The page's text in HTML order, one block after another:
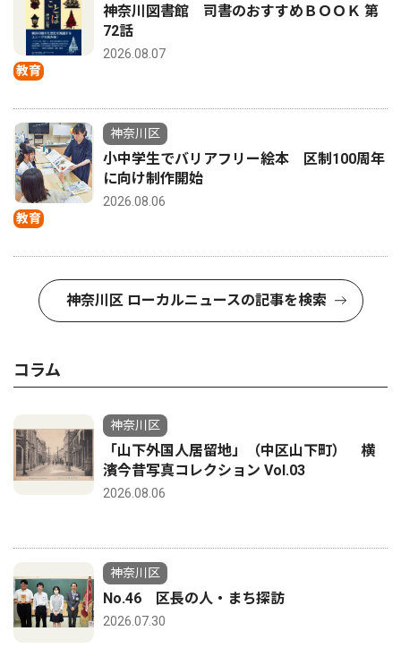
教育
神奈川図書館 司書のおすすめＢＯＯＫ 第
72話
2026.08.07
教育
神奈川区
小中学生でバリアフリー絵本 区制100周年
に向け制作開始
2026.08.06
神奈川区 ローカルニュースの記事を検索
コラム
神奈川区
「山下外国人居留地」（中区山下町） 横
濱今昔写真コレクション Vol.03
2026.08.06
神奈川区
No.46 区長の人・まち探訪
2026.07.30